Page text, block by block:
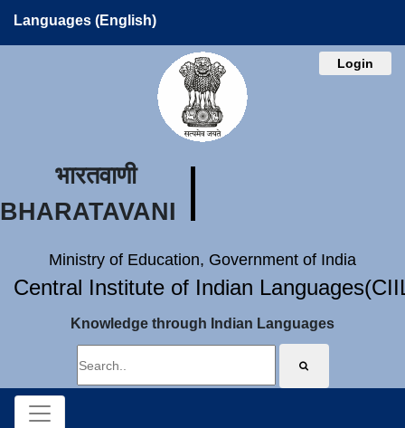
Languages (English)
Login
भारतवाणी
BHARATAVANI
Ministry of Education, Government of India
Central Institute of Indian
Knowledge through Indian Languages